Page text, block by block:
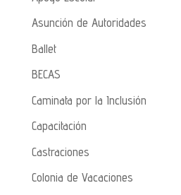
Asunción de Autoridades
Ballet
BECAS
Caminata por la Inclusión
Capacitación
Castraciones
Colonia de Vacaciones